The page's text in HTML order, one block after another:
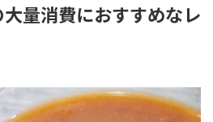
量消費におすすめなレ